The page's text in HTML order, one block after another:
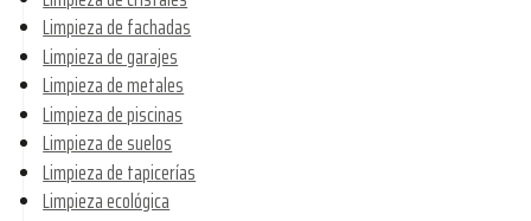
Limpieza de fachadas
Limpieza de garajes
Limpieza de metales
Limpieza de piscinas
Limpieza de suelos
Limpieza de tapicerías
Limpieza ecológica